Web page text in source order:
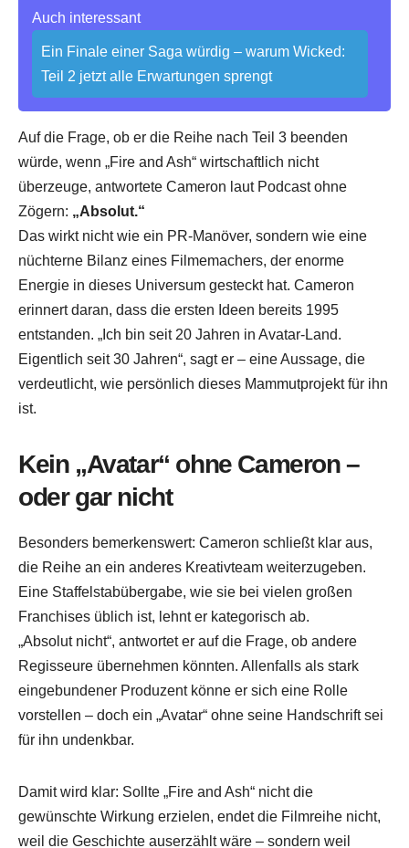
Auch interessant
Ein Finale einer Saga würdig – warum Wicked:
Teil 2 jetzt alle Erwartungen sprengt
Auf die Frage, ob er die Reihe nach Teil 3 beenden
würde, wenn „Fire and Ash“ wirtschaftlich nicht
überzeuge, antwortete Cameron laut Podcast ohne
Zögern: „Absolut.“
Das wirkt nicht wie ein PR-Manöver, sondern wie eine
nüchterne Bilanz eines Filmemachers, der enorme
Energie in dieses Universum gesteckt hat. Cameron
erinnert daran, dass die ersten Ideen bereits 1995
entstanden. „Ich bin seit 20 Jahren in Avatar-Land.
Eigentlich seit 30 Jahren“, sagt er – eine Aussage, die
verdeutlicht, wie persönlich dieses Mammutprojekt für ihn
ist.
Kein „Avatar“ ohne Cameron –
oder gar nicht
Besonders bemerkenswert: Cameron schließt klar aus,
die Reihe an ein anderes Kreativteam weiterzugeben.
Eine Staffelstabübergabe, wie sie bei vielen großen
Franchises üblich ist, lehnt er kategorisch ab.
„Absolut nicht“, antwortet er auf die Frage, ob andere
Regisseure übernehmen könnten. Allenfalls als stark
eingebundener Produzent könne er sich eine Rolle
vorstellen – doch ein „Avatar“ ohne seine Handschrift sei
für ihn undenkbar.
Damit wird klar: Sollte „Fire and Ash“ nicht die
gewünschte Wirkung erzielen, endet die Filmreihe nicht,
weil die Geschichte auserzählt wäre – sondern weil